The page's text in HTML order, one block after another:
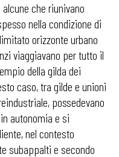
che riunivano
nella condizione di
orizzonte urbano
viaggiavano per tutto il
della gilda dei
caso, tra gilde e unioni
possedevano
autonomia e si
nel contesto
subappalti e secondo